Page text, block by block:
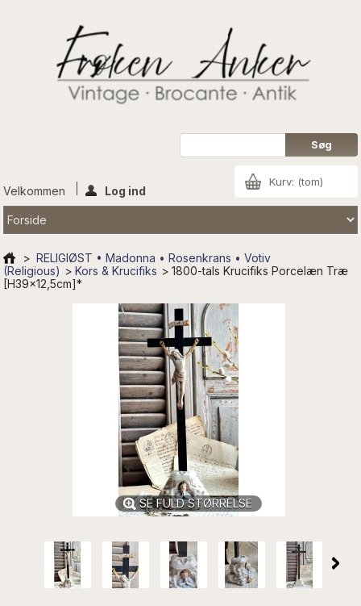
Kurv: (tom)
Velkommen Log ind
> RELIGIØST • Madonna • Rosenkrans • Votiv
(Religious) > Kors & Krucifiks > 1800-tals Krucifiks Porcelæn Træ
[H39x12,5cm]*
SE FULD STØRRELSE